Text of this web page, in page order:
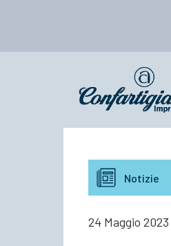
Notizie
24 Maggio 2023